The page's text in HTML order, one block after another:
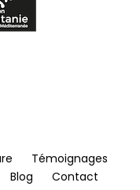
Témoignages
Blog
Contact